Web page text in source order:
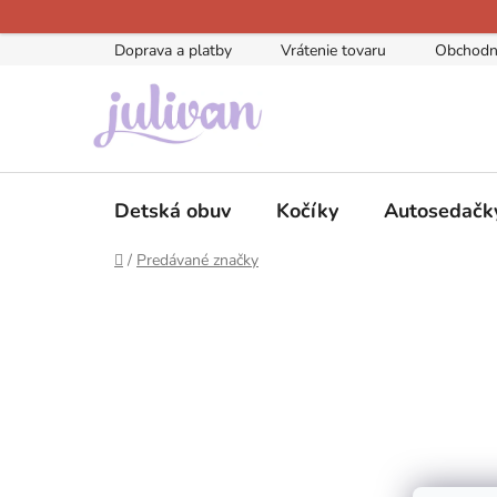
na
Doprava a platby Vrátenie tovaru
Detská obuv Kočíky
Domov
/ Predávané značky